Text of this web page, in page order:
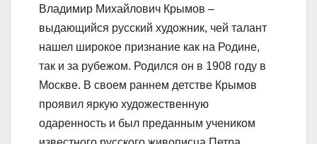
Владимир Михайлович Крымов –
выдающийся русский художник, чей талант
нашел широкое признание как на Родине,
так и за рубежом. Родился он в 1908 году в
Москве. В своем раннем детстве Крымов
проявил яркую художественную
одаренность и был преданным учеником